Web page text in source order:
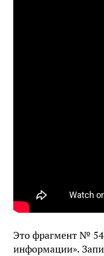
Это фрагмент № 54
информации».